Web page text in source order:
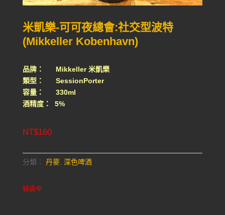
米凱樂-可可夜總會:社交型波特
(Mikkeller Kobenhavn)
品牌： Mikkeller 米凱樂
類型： SessionPorter
容量： 330ml
酒精度： 5%
NT$160
分類： 丹麥, 深色啤酒
缺貨中